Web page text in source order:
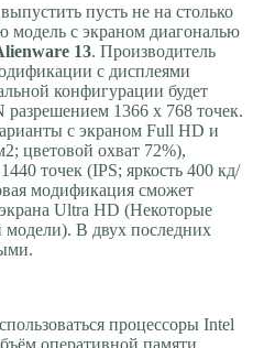
пусть не на столько
с экраном диагональю
13. Производитель
с дисплеями
конфигурации будет
1366 х 768 точек.
с экраном Full HD и
цветовой охват 72%),
точек (IPS; яркость 400 кд/
модификация сможет
Ultra HD (Некоторые
В двух последних
процессоры Intel
оперативной памяти